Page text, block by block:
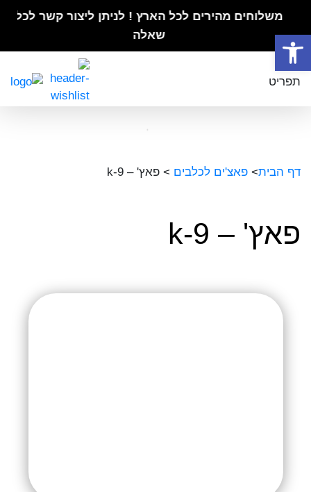
פתח סרגל נגישות
משלוחים מהירים לכל הארץ ! לניתן ליצור קשר לכל
שאלה
תפריט
דף הבית> פאצ'ים לכלבים > פאץ' – k-9
פאץ' – k-9